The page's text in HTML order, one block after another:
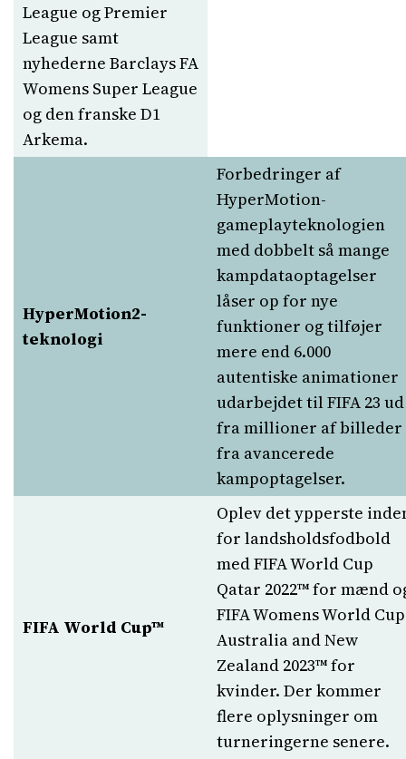
League og Premier
League samt
nyhederne Barclays FA
Womens Super League
og den franske D1
Arkema.
HyperMotion2-
teknologi
Forbedringer af
HyperMotion-
gameplayteknologien
med dobbelt så mange
kampdataoptagelser
låser op for nye
funktioner og tilføjer
mere end 6.000
autentiske animationer
udarbejdet til FIFA 23 ud
fra millioner af billeder
fra avancerede
kampoptagelser.
FIFA World Cup™
Oplev det ypperste
for landsholdsfodbold
med FIFA World Cup
Qatar 2022™ for mænd
FIFA Womens World Cup
Australia and New
Zealand 2023™ for
kvinder. Der kommer
flere oplysninger om
turneringerne senere.